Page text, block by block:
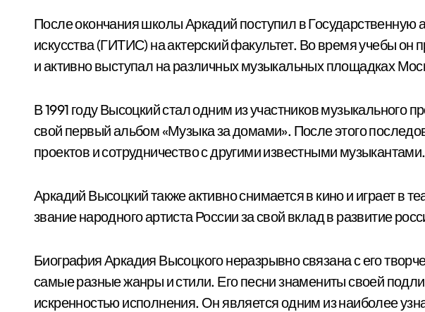
После окончания школы Аркадий поступил в Государственную
искусства (ГИТИС) на актерский факультет. Во время учебы он
и активно выступал на различных музыкальных площадках
В 1991 году Высоцкий стал одним из участников музыкального
свой первый альбом «Музыка за домами». После этого
проектов и сотрудничество с другими известными музыкантами.
Аркадий Высоцкий также активно снимается в кино и играет в
звание народного артиста России за свой вклад в развитие
Биография Аркадия Высоцкого неразрывно связана с его
самые разные жанры и стили. Его песни знамениты своей
искренностью исполнения. Он является одним из наиболее